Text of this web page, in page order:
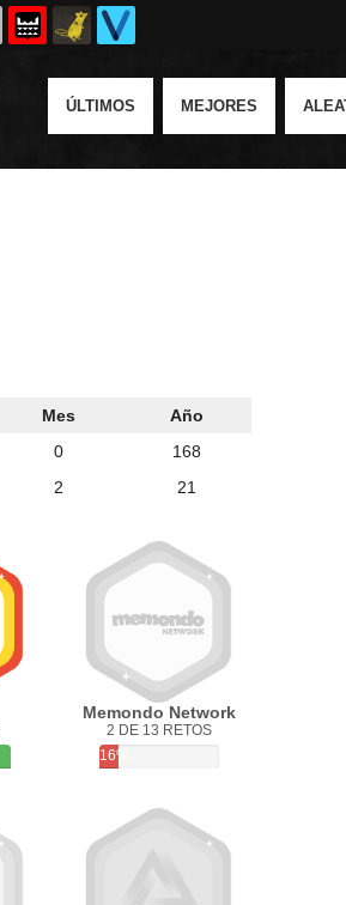
ÚLTIMOS MEJORES
Mes
Año
0
168
2 21
Memondo Network
2 DE 13 RETOS
16%